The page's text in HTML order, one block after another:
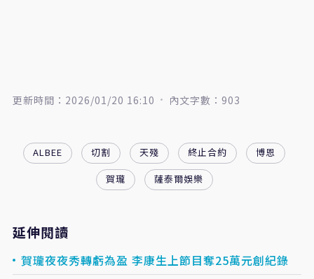
更新時間：2026/01/20 16:10 內文字數：903
ALBEE 切割 天殘 終止合約
博恩
賀瓏
薩泰爾娛樂
延伸閱讀
賀瓏夜夜秀轉虧為盈 李康生上節目奪25萬元創紀錄